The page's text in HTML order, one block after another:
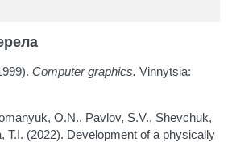
Computer graphics. Vinnytsia:
O.N., Pavlov, S.V., Shevchuk,
T.I. (2022). Development of a physically